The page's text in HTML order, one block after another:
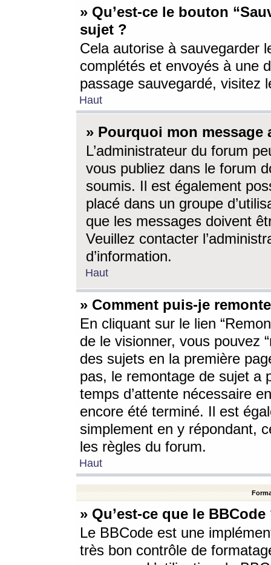
» Qu’est-ce le bouton
sujet ?
Cela autorise à sauvegarder
complétés et envoyés à une
passage sauvegardé, visitez
Haut
» Pourquoi mon message
L’administrateur du forum
vous publiez dans le forum
soumis. Il est également
placé dans un groupe
que les messages doivent
Veuillez contacter
d’information.
Haut
» Comment puis-je
En cliquant sur le lien
de le visionner, vous pouvez
des sujets en la première
pas, le remontage de sujet a
temps d’attente nécessaire
encore été terminé. Il est
simplement en y répondant,
les règles du forum.
Haut
» Qu’est-ce que le BBCode
Le BBCode est une
très bon contrôle de